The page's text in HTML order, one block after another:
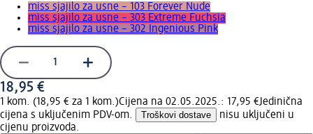
miss sjajilo za usne – 103 Forever Nude
miss sjajilo za usne – 303 Extreme Fuchsia
miss sjajilo za usne – 302 Ingenious Pink
18,95 €
1 kom. (18,95 € za 1 kom.)Cijena na 02.05.2025.: 17,95 €Jedinična
cijena s uključenim PDV-om.
Troškovi dostave
nisu uključeni u
cijenu proizvoda.